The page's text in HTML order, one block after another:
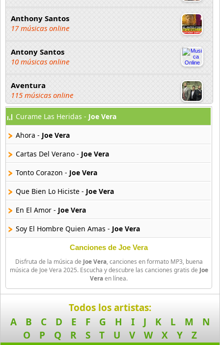
Anthony Santos
17 músicas online
Antony Santos
10 músicas online
Aventura
115 músicas online
Bachata Hits
13 músicas online
Bachateame Mama
12 músicas online
145 músicas online
Binomio de Oro de America
40 músicas online
Carlos y Alejandra
16 músicas online
Chili Fernandez
14 músicas online
Cromo X
10 músicas online
Curame Las Heridas - Joe Vera
Ahora - Joe Vera
Cartas Del Verano - Joe Vera
Tonto Corazon - Joe Vera
Que Bien Lo Hiciste - Joe Vera
En El Amor - Joe Vera
Soy El Hombre Quien Amas - Joe Vera
Canciones de Joe Vera
Disfruta de la música de Joe Vera, canciones en formato MP3, buena
música de Joe Vera 2025. Escucha y descubre las canciones gratis de Joe
Veraen línea.
Todos los artistas:
A
B C D E F G H I J K L M
N
O
P Q R S T U V W X Y Z